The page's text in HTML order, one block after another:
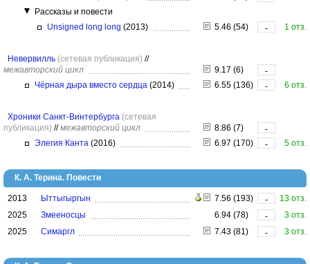
Рассказы и повести
Unsigned long long (2013) 5.46 (54) - 1 отз.
Невервилль (сетевая публикация) //
межавторский цикл
9.17 (6)
-
Чёрная дыра вместо сердца (2014) 6.55 (136) - 6 отз.
Хроники Санкт-Винтербурга (сетевая
публикация) // межавторский цикл 8.86 (7)
-
Элегия Канта (2016) 6.97 (170) - 5 отз.
К. А. Терина. Повести
2013 Ыттыгыргын 7.56 (193) -
13 отз.
2025
Змееносцы 6.94 (78) -
3 отз.
2025
Симаргл 7.43 (81) - 3 отз.